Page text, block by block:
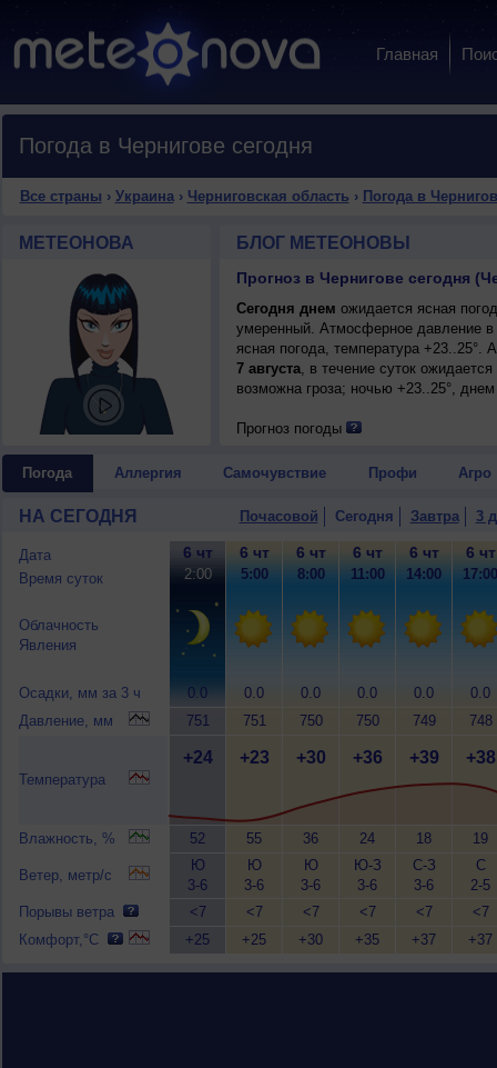
Главная
Погода в Чернигове сегодня
Все страны › Украина› Черниговская область › Погода в
МЕТЕОНОВА БЛОГ МЕТЕОНОВЫ
Прогноз в Чернигове сегодня
Сегодня днем ожидается ясная
умеренный. Атмосферное давление
ясная погода, температура
7 августа, в течение суток
возможна гроза; ночью +23..25°,
Прогноз погоды
Погода Аллергия Самочувствие Профи Агро
НА СЕГОДНЯ Почасовой Сегодня Завтра 3
Дата
Время суток
Облачность
Явления
Осадки, мм за 3 ч
Давление, мм
Температура
Влажность, %
Ветер, метр/с
Порывы ветра
Комфорт,°C
6 чт
2:00
0.0
751
+24
52
Ю
3-6
<7
+25
6 чт
5:00
0.0
751
+23
55
Ю
3-6
<7
+25
6 чт
8:00
0.0
750
+30
36
Ю
3-6
<7
+30
6 чт
11:00
0.0
750
+36
24
Ю-З
3-6
<7
+35
6 чт
14:00
0.0
749
+39
18
С-З
3-6
<7
+37
6 чт
17:00
0.0
748
+38
19
С
2-5
<7
+37